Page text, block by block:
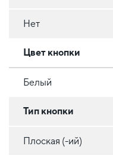
Нет
Цвет кнопки
Белый
Тип кнопки
Плоская (-ий)